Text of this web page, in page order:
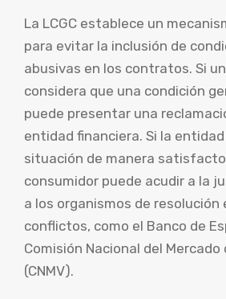
La LCGC establece un
para evitar la inclusión de
abusivas en los contratos. Si
considera que una condición
puede presentar una
entidad financiera. Si la
situación de manera
consumidor puede acudir a la
a los organismos de
conflictos, como el Banco de
Comisión Nacional del Mercado
(CNMV).